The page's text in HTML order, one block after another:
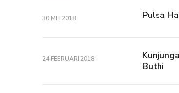
30 MEI 2018 Pulsa
24 FEBRUARI 2018
Buthi